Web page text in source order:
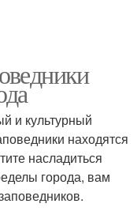
и культурный
находятся
насладиться
города, вам